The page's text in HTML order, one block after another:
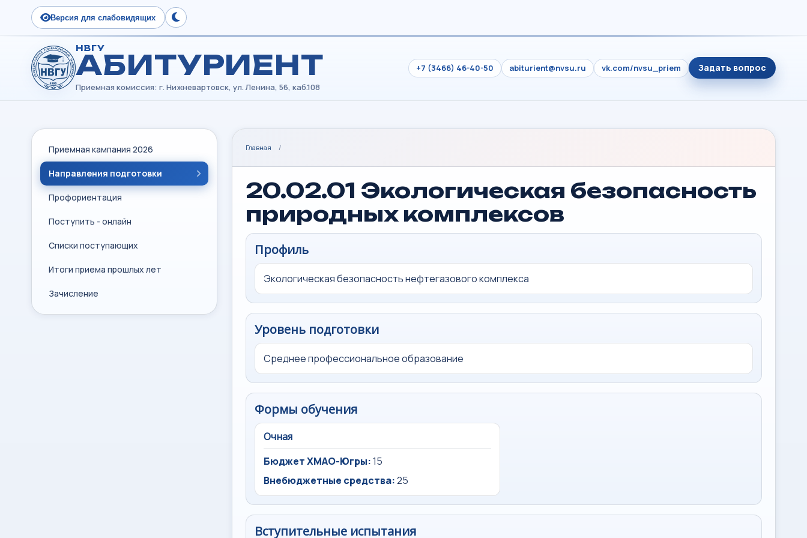
Версия для слабовидящих Сменить тему
НВГУ
АБИТУРИЕНТ +7 (3466) 46-40-50 abiturient@nvsu.ru vk.com/nvsu_priem Задать вопрос
Приемная кампания 2026
Направления подготовки
Профориентация
Поступить - онлайн
Списки поступающих
Итоги приема прошлых лет
Зачисление
Главная /
20.02.01 Экологическая безопасность
природных комплексов
Профиль
Экологическая безопасность нефтегазового комплекса
Уровень подготовки
Среднее профессиональное образование
Формы обучения
Очная
Бюджет ХМАО-Югры:15
Внебюджетные средства:25
Вступительные испытания